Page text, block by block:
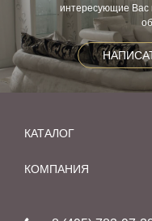
интересующие Вас
КАТАЛОГ
Мебель
КОМПАНИЯ